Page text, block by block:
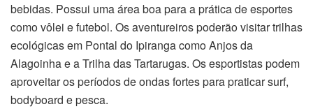
bebidas. Possui uma área boa para a prática de esportes
como vôlei e futebol. Os aventureiros poderão visitar trilhas
ecológicas em Pontal do Ipiranga como Anjos da
Alagoinha e a Trilha das Tartarugas. Os esportistas podem
aproveitar os períodos de ondas fortes para praticar surf,
bodyboard e pesca.